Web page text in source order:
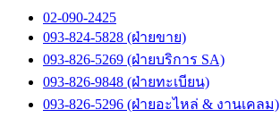
02-090-2425
093-824-5828 (ฝ่ายขาย)
093-826-5269 (ฝ่ายบริการ SA)
093-826-9848 (ฝ่ายทะเบียน)
093-826-5296 (ฝ่ายอะไหล่ & งานเคลม)